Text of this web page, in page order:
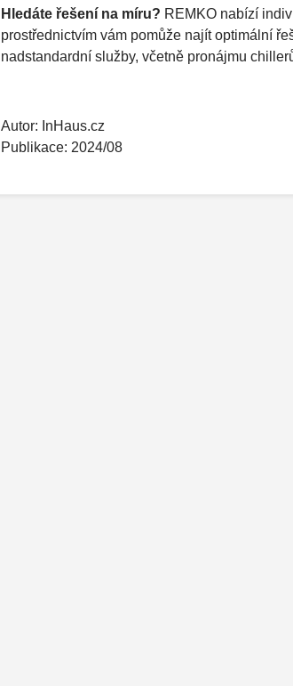
Hledáte řešení na míru? REMKO nabízí
prostřednictvím vám pomůže najít optimální
nadstandardní služby, včetně pronájmu
Autor: InHaus.cz
Publikace: 2024/08